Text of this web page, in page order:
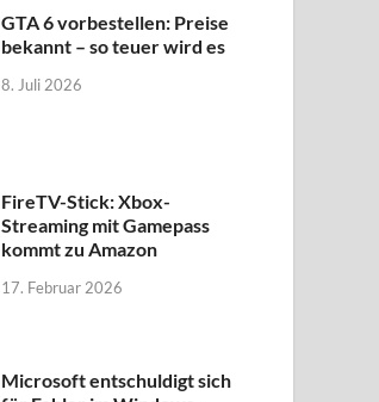
GTA 6 vorbestellen: Preise
bekannt – so teuer wird es
8. Juli 2026
FireTV-Stick: Xbox-
Streaming mit Gamepass
kommt zu Amazon
17. Februar 2026
Microsoft entschuldigt sich